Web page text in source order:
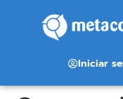
Iniciar